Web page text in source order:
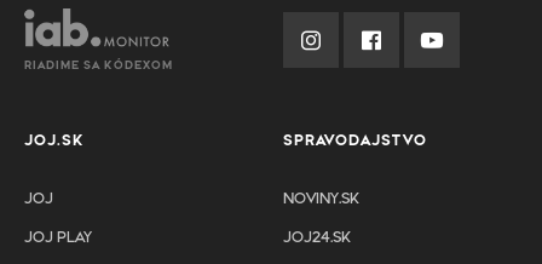
RIADIME SA KÓDEXOM
JOJ.SK
JOJ
JOJ PLAY
SPRAVODAJSTVO
NOVINY.SK
JOJ24.SK